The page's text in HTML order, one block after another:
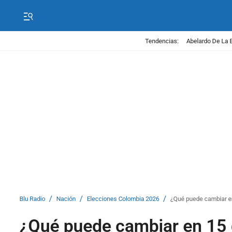
Tendencias: Abelardo De La
Blu Radio / Nación / Elecciones Colombia 2026 / ¿Qué puede cambiar
¿Qué puede cambiar en